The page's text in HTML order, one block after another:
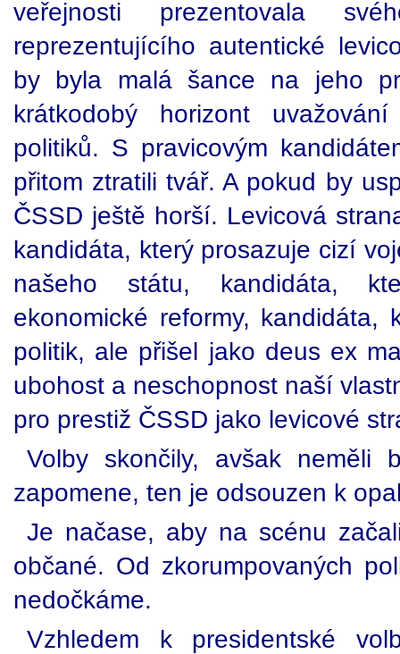
veřejnosti prezentovala
reprezentujícího autentické
by byla malá šance na jeho
krátkodobý horizont
politiků. S pravicovým
přitom ztratili tvář. A pokud by
ČSSD ještě horší. Levicová
kandidáta, který prosazuje cizí
našeho státu, kandidáta,
ekonomické reformy, kandidáta,
politik, ale přišel jako deus ex
ubohost a neschopnost naší
pro prestiž ČSSD jako levicové
Volby skončily, avšak neměli
zapomene, ten je odsouzen k
Je načase, aby na scénu
občané. Od zkorumpovaných
nedočkáme.
Vzhledem k presidentské